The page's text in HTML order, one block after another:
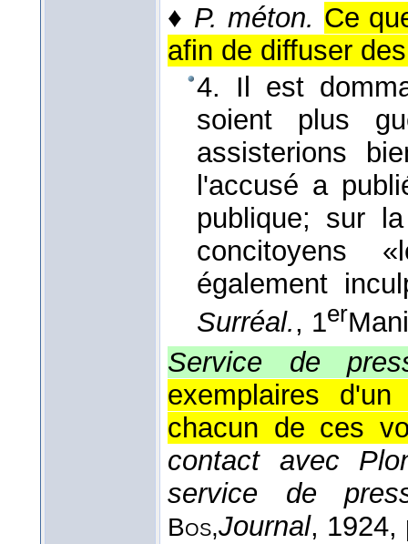
♦ P. méton. Ce
afin de diffuser
4. Il est
soient plus
assisterions
l'accusé a
publique; sur
concitoyens
également
Surréal., 1er
Service de
exemplaires
chacun de ces
contact avec
service de
Bos,Journal, 1924,